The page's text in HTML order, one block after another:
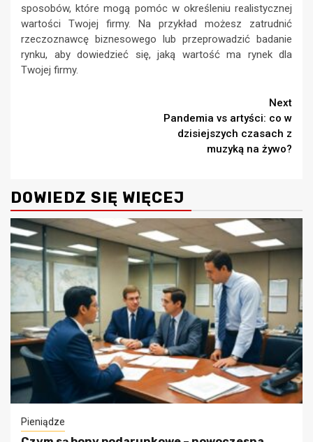
sposobów, które mogą pomóc w określeniu realistycznej
wartości Twojej firmy. Na przykład możesz zatrudnić
rzeczoznawcę biznesowego lub przeprowadzić badanie
rynku, aby dowiedzieć się, jaką wartość ma rynek dla
Twojej firmy.
Next
Pandemia vs artyści: co w
dzisiejszych czasach z
muzyką na żywo?
DOWIEDZ SIĘ WIĘCEJ
Pieniądze